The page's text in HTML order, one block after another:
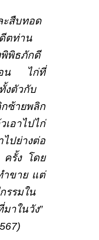
ะสืบทอด
ตท่าน
พิพิธภักดี
น ไก่ที่
งตัวกับ
ซ้ายพลิก
อาไปไก่
ปย่างต่อ
รั้ง โดย
ำขาย แต่
รรมใน
าในวัง”